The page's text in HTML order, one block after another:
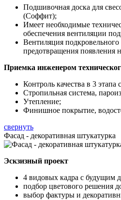
Подшивочная доска для
(Соффит);
Имеет необходимые
обеспечения вентиляции
Вентиляция
предотвращения появления
Приемка инженером
Контроль качества в 3 этапа
Стропильная система,
Утепление;
Финишное покрытие,
свернуть
Фасад - декоративная штукатурка
Эскзизный проект
4 видовых кадра с будущим
подбор цветового решения
выбор фактуры и